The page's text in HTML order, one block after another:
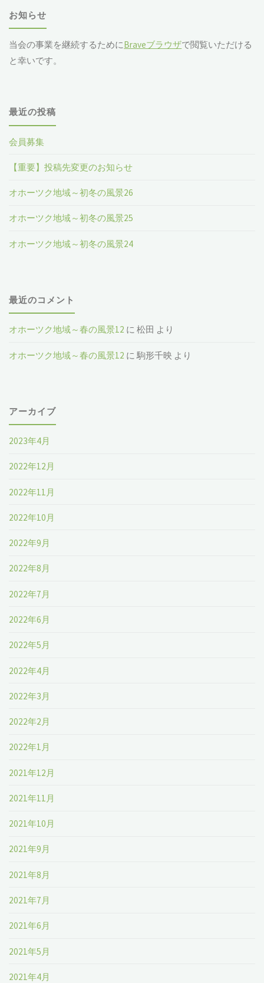
お知らせ
当会の事業を継続するためにBraveブラウザで閲覧いただける
と幸いです。
最近の投稿
会員募集
【重要】投稿先変更のお知らせ
オホーツク地域～初冬の風景26
オホーツク地域～初冬の風景25
オホーツク地域～初冬の風景24
最近のコメント
オホーツク地域～春の風景12 に松田 より
オホーツク地域～春の風景12 に駒形千映 より
アーカイブ
2023年4月
2022年12月
2022年11月
2022年10月
2022年9月
2022年8月
2022年7月
2022年6月
2022年5月
2022年4月
2022年3月
2022年2月
2022年1月
2021年12月
2021年11月
2021年10月
2021年9月
2021年8月
2021年7月
2021年6月
2021年5月
2021年4月